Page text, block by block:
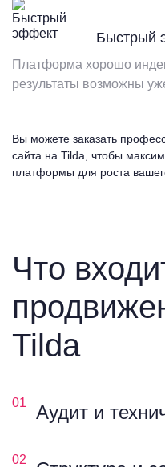
Быстрый
Платформа хорошо
результаты возможны
Вы можете заказать
сайта на Tilda, чтобы
платформы для роста
Что
Tilda
01 Аудит и
02